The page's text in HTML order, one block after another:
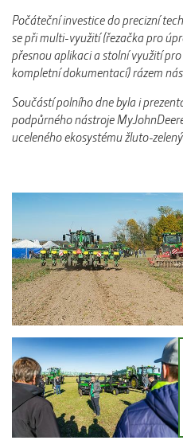
Počáteční investice do precizní
se při multi-využití (řezačka pro
přesnou aplikaci a stolní využití
kompletní dokumentací) rázem
Součástí polního dne byla i
podpůrného nástroje
uceleného ekosystému žluto-